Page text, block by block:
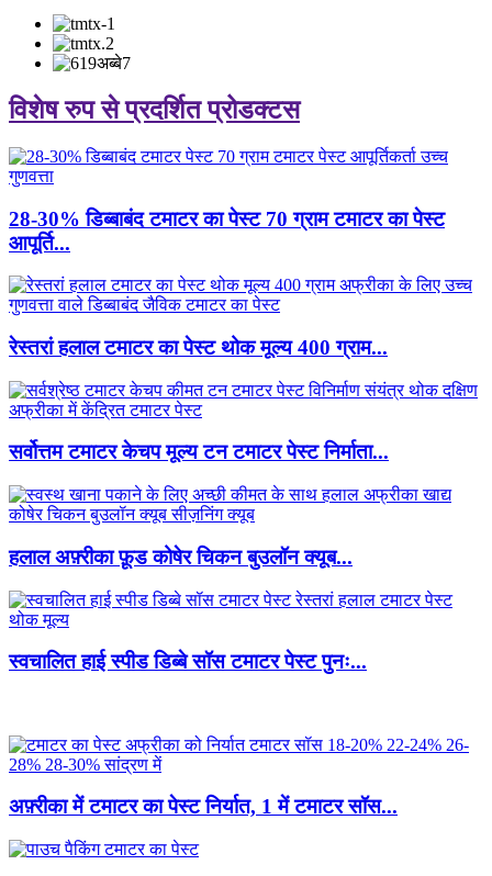
विशेष रुप से प्रदर्शित प्रोडक्टस
28-30% डिब्बाबंद टमाटर का पेस्ट 70 ग्राम टमाटर का पेस्ट
आपूर्ति...
रेस्तरां हलाल टमाटर का पेस्ट थोक मूल्य 400 ग्राम...
सर्वोत्तम टमाटर केचप मूल्य टन टमाटर पेस्ट निर्माता...
हलाल अफ़्रीका फ़ूड कोषेर चिकन बुउलॉन क्यूब...
स्वचालित हाई स्पीड डिब्बे सॉस टमाटर पेस्ट पुनः...
अफ़्रीका में टमाटर का पेस्ट निर्यात, 1 में टमाटर सॉस...